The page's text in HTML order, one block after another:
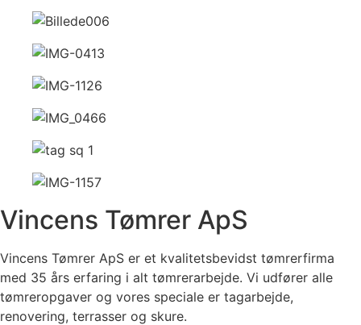
Vincens Tømrer ApS
Vincens Tømrer ApS er et kvalitetsbevidst tømrerfirma
med 35 års erfaring i alt tømrerarbejde. Vi udfører alle
tømreropgaver og vores speciale er tagarbejde,
renovering, terrasser og skure.